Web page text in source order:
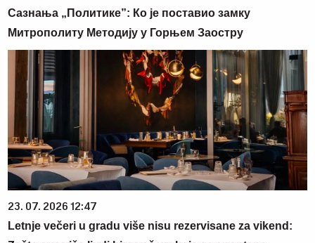
Сазнања „Политике”: Ко је поставио замку
Митрополиту Методију у Горњем Заостру
23. 07. 2026 12:47
Letnje večeri u gradu više nisu rezervisane za vikend: